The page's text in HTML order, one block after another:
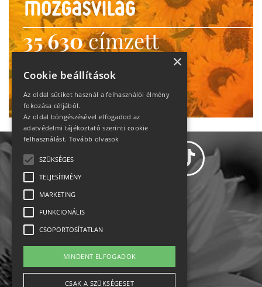
35 630címzett
heti motiváció
Ne maradj le!
Állásajánlatok
Impresszum-kapcsolat
×
Cookie beállítások
Az oldal sütiket használ a felhasználói élmény
fokozása céljából.
Az oldal böngészésével elfogadod az
adatvédelmi tájékoztató szerinti cookie
felhasználást. Tovább olvasok
SZÜKSÉGES
TELJESÍTMÉNY
MARKETING
FUNKCIONÁLIS
CSOPORTOSÍTATLAN
MINDENT ELFOGADOK
CSAK A SZÜKSÉGESET